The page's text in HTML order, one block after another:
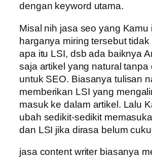
dengan keyword utama.
Misal nih jasa seo yang Kamu
harganya miring tersebut
apa itu LSI, dsb ada baiknya
saja artikel yang natural tanpa
untuk SEO. Biasanya tulisan
memberikan LSI yang
masuk ke dalam artikel. Lalu
ubah sedikit-sedikit
dan LSI jika dirasa belum
jasa content writer biasanya